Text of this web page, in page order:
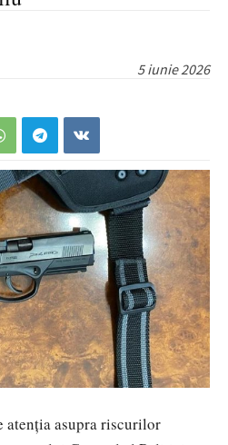
5 iunie 2026
atenția asupra riscurilor